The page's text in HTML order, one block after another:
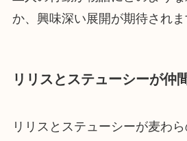
か、興味深い展開が期待されま
リリスとステューシーが仲
リリスとステューシーが麦わ